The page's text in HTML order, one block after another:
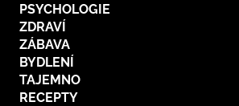
PSYCHOLOGIE
ZDRAVÍ
ZÁBAVA
BYDLENÍ
TAJEMNO
RECEPTY